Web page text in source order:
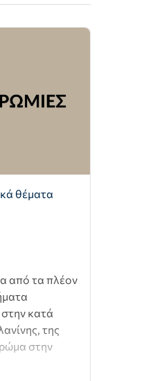
θέματα
από τα πλέον
κατά
της
στην